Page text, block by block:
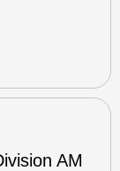
AM